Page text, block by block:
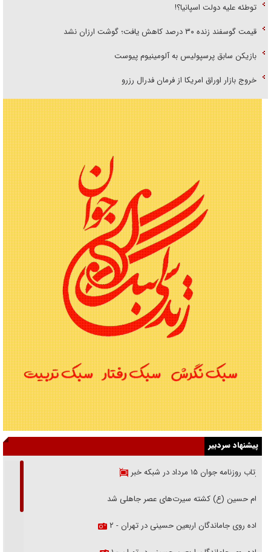
توطئه علیه دولت اسپانیا؟!
قیمت گوسفند زنده ۳۰ درصد کاهش یافت؛ گوشت ارزان نشد
بازیکن سابق پرسپولیس به آلومینیوم پیوست
خروج بازار اوراق امریکا از فرمان فدرال رزرو
پیشنهاد سردبیر
بازتاب روزنامه جوان ۱۵ مرداد در شبکه خبر
امام حسین (ع) کشته سیرت‌های عصر جاهلی شد
پیاده روی جاماندگان اربعین حسینی در تهران - ۲